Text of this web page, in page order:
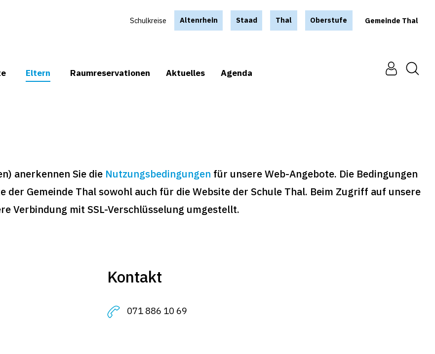
Eltern Raum­reservationen Aktuelles Agenda
Schulkreise Altenrhein Staad Thal Oberstufe Gemeinde Thal
anerkennen Sie die Nutzungsbedingungen für unsere Web-Angebote. Die Bedingungen
Gemeinde Thal sowohl auch für die Website der Schule Thal. Beim Zugriff auf unsere
Verbindung mit SSL-Verschlüsselung umgestellt.
Kontakt
071 886 10 69